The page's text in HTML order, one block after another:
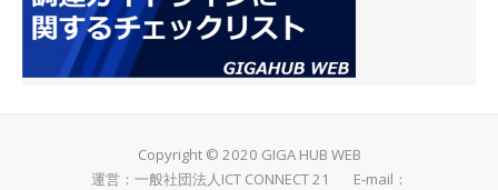
Copyright © 2020 GIGA HUB WEB
運営：一般社団法人ICT CONNECT 21 E-mail：